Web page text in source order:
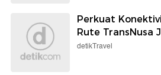
Perkuat
Rute TransNusa
detikTravel